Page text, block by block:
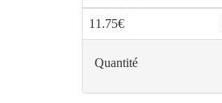
11.75€
Quantité